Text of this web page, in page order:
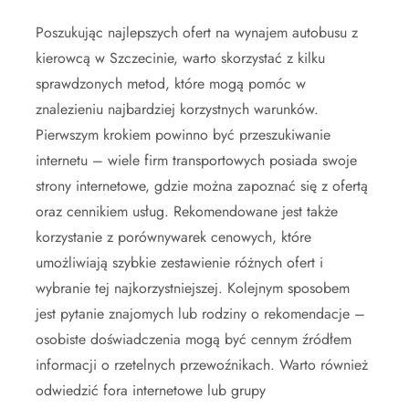
Poszukując najlepszych ofert na wynajem autobusu z
kierowcą w Szczecinie, warto skorzystać z kilku
sprawdzonych metod, które mogą pomóc w
znalezieniu najbardziej korzystnych warunków.
Pierwszym krokiem powinno być przeszukiwanie
internetu – wiele firm transportowych posiada swoje
strony internetowe, gdzie można zapoznać się z ofertą
oraz cennikiem usług. Rekomendowane jest także
korzystanie z porównywarek cenowych, które
umożliwiają szybkie zestawienie różnych ofert i
wybranie tej najkorzystniejszej. Kolejnym sposobem
jest pytanie znajomych lub rodziny o rekomendacje –
osobiste doświadczenia mogą być cennym źródłem
informacji o rzetelnych przewoźnikach. Warto również
odwiedzić fora internetowe lub grupy